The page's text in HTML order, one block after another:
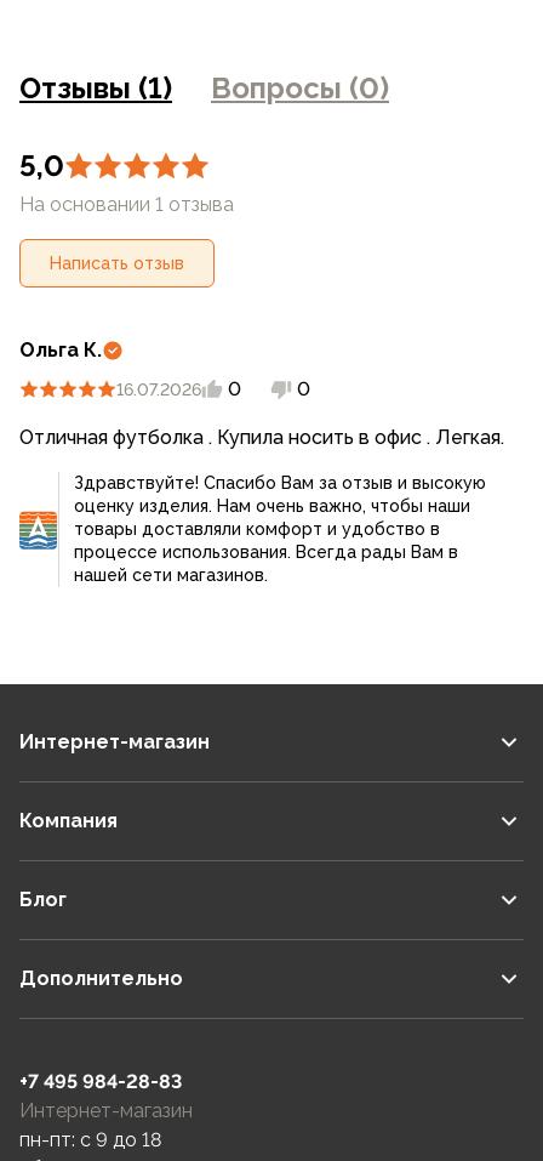
магазинах
Отзывы (1) Вопросы (0)
5,0
На основании 1 отзыва
Написать отзыв
Ольга К.
16.07.2026 0 0
Отличная футболка . Купила носить в офис . Легкая.
Здравствуйте! Спасибо Вам за отзыв и высокую
оценку изделия. Нам очень важно, чтобы наши
товары доставляли комфорт и удобство в
процессе использования. Всегда рады Вам в
нашей сети магазинов.
Интернет-магазин
Компания
Блог
Дополнительно
+7 495 984-28-83
Интернет-магазин
пн-пт: c 9 до 18